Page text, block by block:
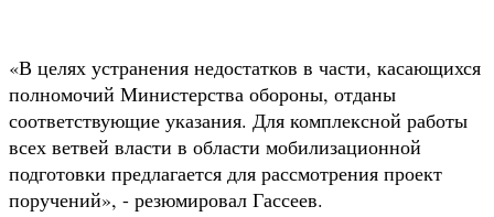
«В целях устранения недостатков в части, касающихся
полномочий Министерства обороны, отданы
соответствующие указания. Для комплексной работы
всех ветвей власти в области мобилизационной
подготовки предлагается для рассмотрения проект
поручений», - резюмировал Гассеев.